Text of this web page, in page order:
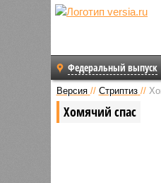
Федеральный выпуск
Версия // Стриптиз //
Хомячий спас